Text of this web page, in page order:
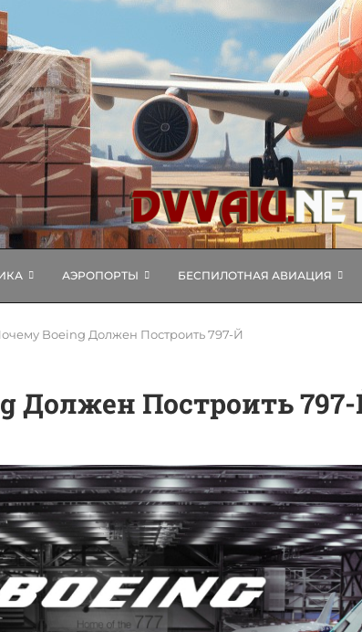
АЭРОПОРТЫ БЕСПИЛОТНАЯ АВИАЦИЯ
Boeing Должен Построить 797-Й
Должен Построить